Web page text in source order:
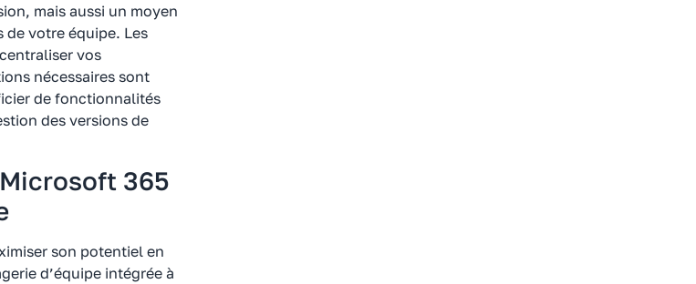
mais aussi un moyen
de votre équipe. Les
vos
nécessaires sont
de fonctionnalités
des versions de
365
son potentiel en
d’équipe intégrée à